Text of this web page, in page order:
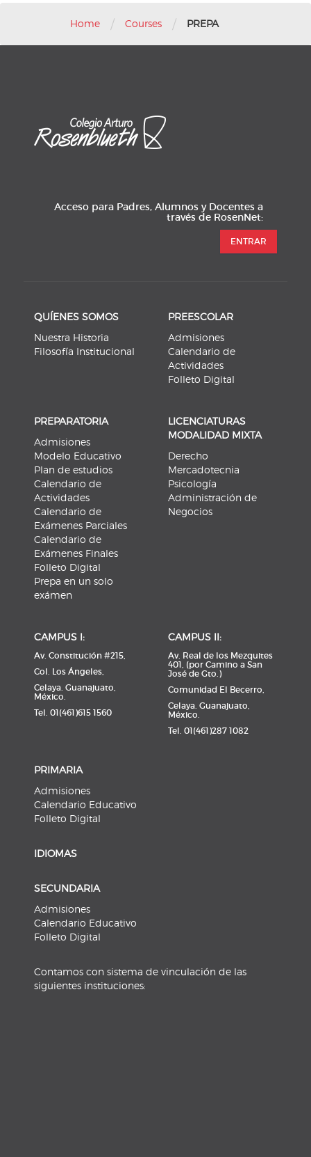
Home / Courses / PREPA
Acceso para Padres, Alumnos y Docentes a
través de RosenNet:
ENTRAR
QUÍENES SOMOS
Nuestra Historia
Filosofía Institucional
PREESCOLAR
Admisiones
Calendario de
Actividades
Folleto Digital
PREPARATORIA
Admisiones
Modelo Educativo
Plan de estudios
Calendario de
Actividades
Calendario de
Exámenes Parciales
Calendario de
Exámenes Finales
Folleto Digital
Prepa en un solo
exámen
LICENCIATURAS
MODALIDAD MIXTA
Derecho
Mercadotecnia
Psicología
Administración de
Negocios
CAMPUS l:
Av. Constitución #215,
Col. Los Ángeles,
Celaya. Guanajuato,
México.
Tel. 01(461)615 1560
CAMPUS ll:
Av. Real de los Mezquites
401, (por Camino a San
José de Gto.)
Comunidad El Becerro,
Celaya. Guanajuato,
México.
Tel. 01(461)287 1082
PRIMARIA
Admisiones
Calendario Educativo
Folleto Digital
IDIOMAS
SECUNDARIA
Admisiones
Calendario Educativo
Folleto Digital
Contamos con sistema de vinculación de las
siguientes instituciones: